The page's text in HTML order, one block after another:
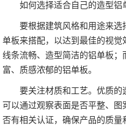
如何选择适合自己的造型铝
要根据建筑风格和用途来
单板来搭配，以达到最佳的视
线条流畅、造型简洁的铝单板
富、质感浓郁的铝单板。
要关注材质和工艺。优质
可以通过观察表面是否平整、
否有相关认证，确保产品的质量